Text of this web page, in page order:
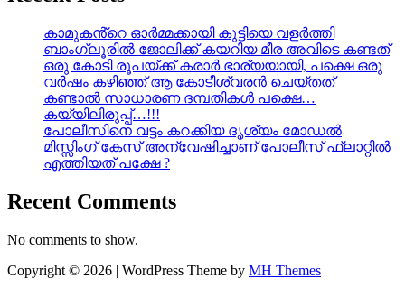
കാമുകൻ്റെ ഓർമ്മക്കായി കുട്ടിയെ വളർത്തി
ബാംഗ്ലൂരിൽ ജോലിക്ക് കയറിയ മീര അവിടെ കണ്ടത്
ഒരു കോടി രൂപയ്ക്ക് കരാർ ഭാര്യയായി, പക്ഷെ ഒരു
വർഷം കഴിഞ്ഞ് ആ കോടീശ്വരൻ ചെയ്തത്
കണ്ടാൽ സാധാരണ ദമ്പതികൾ പക്ഷെ…
കയ്യിലിരുപ്പ്…!!!
പോലീസിനെ വട്ടം കറക്കിയ ദൃശ്യം മോഡല്‍
മിസ്സിംഗ് കേസ് അന്വേഷിച്ചാണ് പോലീസ് ഫ്ലാറ്റിൽ
എത്തിയത് പക്ഷേ ?
Recent Comments
No comments to show.
Copyright © 2026 | WordPress Theme by MH Themes